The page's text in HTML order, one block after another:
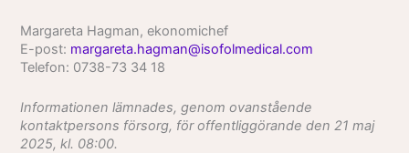
Margareta Hagman, ekonomichef
E-post: margareta.hagman@isofolmedical.com
Telefon: 0738-73 34 18
Informationen lämnades, genom ovanstående
kontaktpersons försorg, för offentliggörande den 21 maj
2025, kl. 08:00.